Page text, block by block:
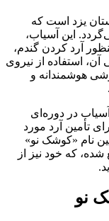
یزد است که
این آسیاب،
آرد کردن گندم،
استفاده از نیروی
هوشمندانه و
در دوره‌ای
تأمین آرد مورد
نام «کوشک نو»
که خود نیز از
نو